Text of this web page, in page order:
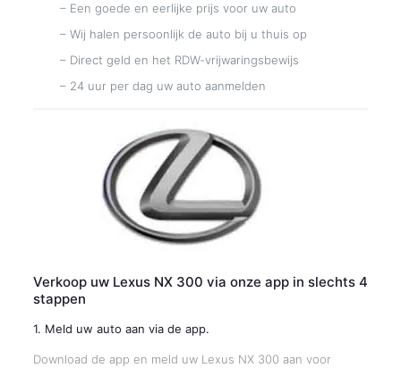
– Een goede en eerlijke prijs voor uw auto
– Wij halen persoonlijk de auto bij u thuis op
– Direct geld en het RDW-vrijwaringsbewijs
– 24 uur per dag uw auto aanmelden
Verkoop uw Lexus NX 300 via onze app in slechts 4
stappen
1. Meld uw auto aan via de app.
Download de app en meld uw Lexus NX 300 aan voor